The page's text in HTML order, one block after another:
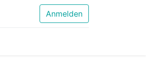
Anmelden